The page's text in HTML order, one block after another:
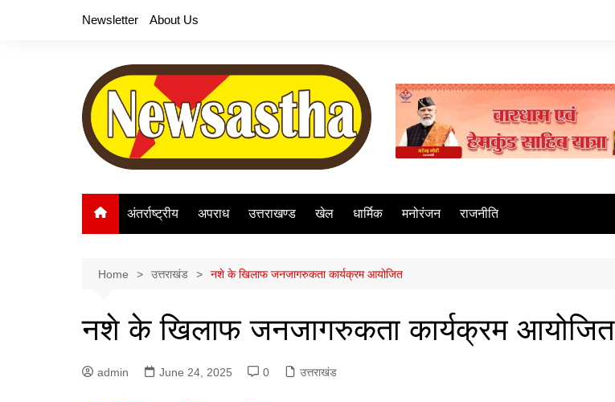
Newsletter About Us
अंतर्राष्ट्रीय अपराध उत्तराखण्ड खेल धार्मिक मनोरंजन राजनीति
Home उत्तराखंड नशे के खिलाफ जनजागरुकता कार्यक्रम आयोजित
नशे के खिलाफ जनजागरुकता कार्यक्रम आयोजित
admin June 24, 2025 0 उत्तराखंड